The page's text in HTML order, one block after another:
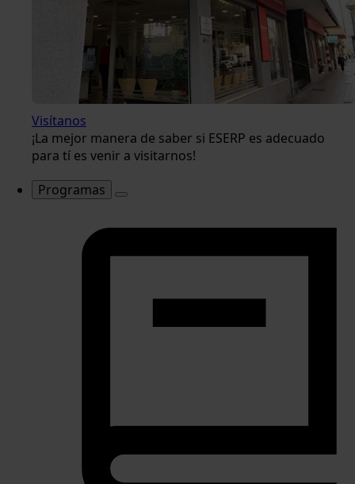
Visítanos
¡La mejor manera de saber si ESERP es adecuado
para tí es venir a visitarnos!
Programas